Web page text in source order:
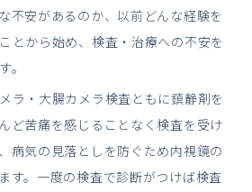
不安があるのか、以前どんな経験を
とから始め、検査・治療への不安を
。
ラ・大腸カメラ検査ともに鎮静剤を
ど苦痛を感じることなく検査を受け
病気の見落としを防ぐため内視鏡の
す。一度の検査で診断がつけば検査